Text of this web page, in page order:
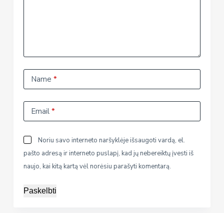
Name *
Email*
Noriu savo interneto naršyklėje išsaugoti vardą, el.
pašto adresą ir interneto puslapį, kad jų nebereiktų įvesti iš
naujo, kai kitą kartą vėl norėsiu parašyti komentarą.
Paskelbti